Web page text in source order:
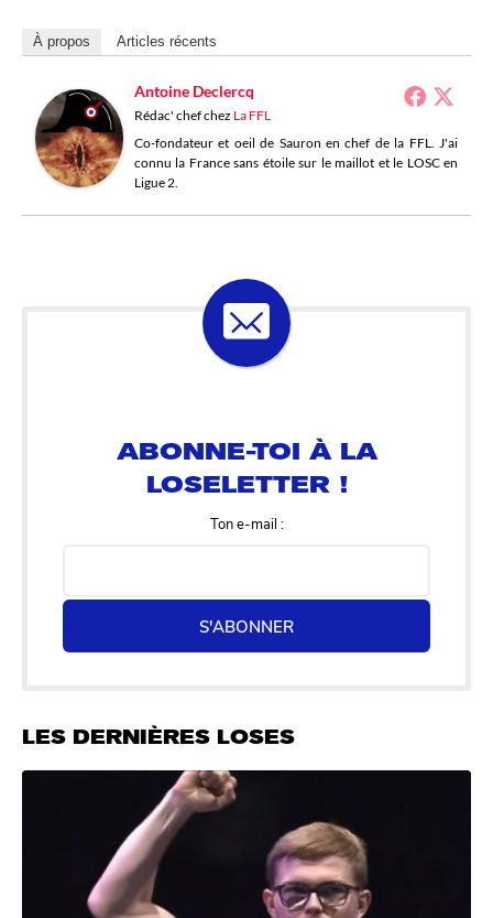
À propos Articles récents
Antoine Declercq
Rédac' chefchez La FFL
Co-fondateur et oeil de Sauron en chef de la FFL. J'ai
connu la France sans étoile sur le maillot et le LOSC en
Ligue 2.
Ton e-mail :
S'ABONNER
LES DERNIÈRES LOSES